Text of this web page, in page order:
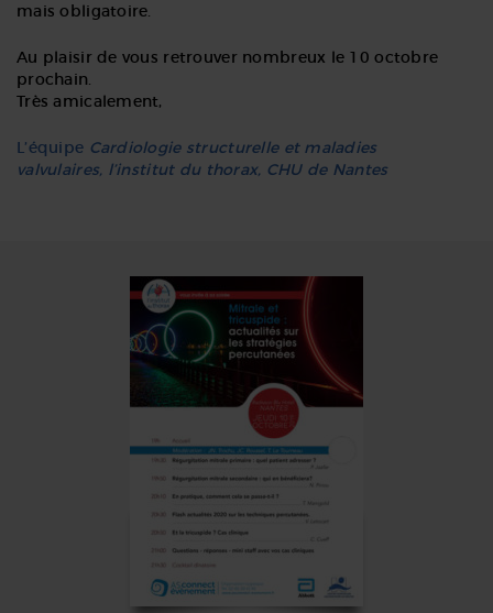
mais obligatoire.
Au plaisir de vous retrouver nombreux le 10 octobre
prochain.
Très amicalement,
L’équipe Cardiologie structurelle et maladies
valvulaires, l’institut du thorax, CHU de Nantes